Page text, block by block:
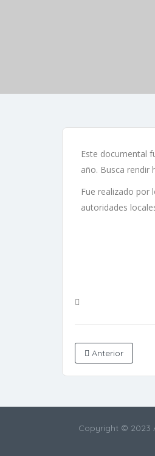
Este documental
año. Busca rendir
Fue realizado por
autoridades
Anterior
Copyright © 2023